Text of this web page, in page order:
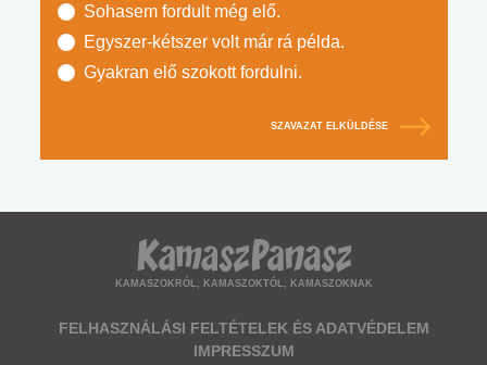
Sohasem fordult még elő.
Egyszer-kétszer volt már rá példa.
Gyakran elő szokott fordulni.
SZAVAZAT ELKÜLDÉSE
KAMASZOKRÓL, KAMASZOKTÓL, KAMASZOKNAK
FELHASZNÁLÁSI FELTÉTELEK ÉS ADATVÉDELEM
IMPRESSZUM